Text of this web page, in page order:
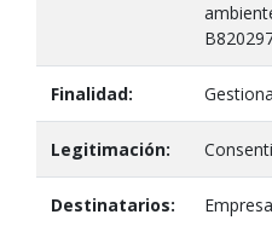
Finalidad:
Legitimación:
Destinatarios: